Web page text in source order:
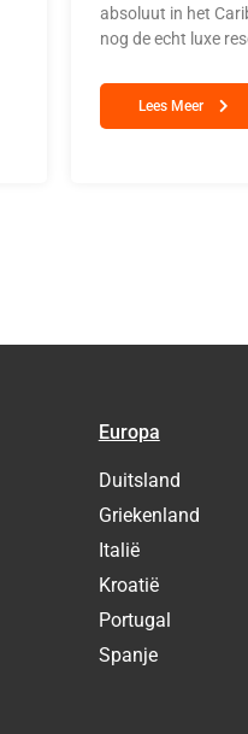
absoluut in het
nog de echt luxe
Lees Meer
Europa
Duitsland
Griekenland
Italië
Kroatië
Portugal
Spanje